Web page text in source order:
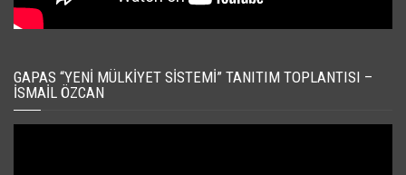
GAPAS “YENI MÜLKIYET SISTEMI” TANITIM TOPLANTISI –
İSMAIL ÖZCAN